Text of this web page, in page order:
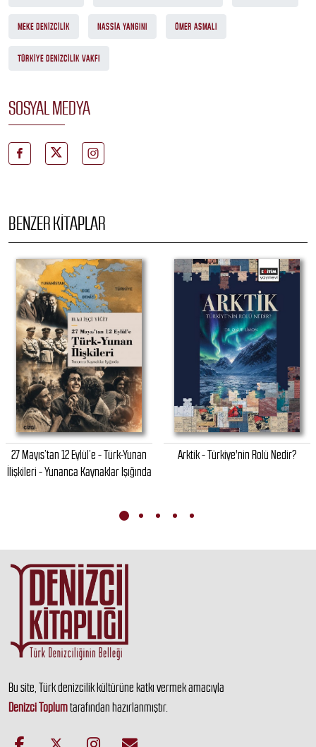
MEKE DENIZCILIK NASSIA YANGINI ÖMER ASMALI
TÜRKIYE DENIZCILIK VAKFI
SOSYAL MEDYA
BENZER KITAPLAR
27 Mayıs’tan 12 Eylül’e - Türk-Yunan
İlişkileri - Yunanca Kaynaklar Işığında
Arktik - Türkiye'nin Rolü Nedir?
Bu site, Türk denizcilik kültürüne katkı vermek amacıyla
Denizci Toplumtarafından hazırlanmıştır.